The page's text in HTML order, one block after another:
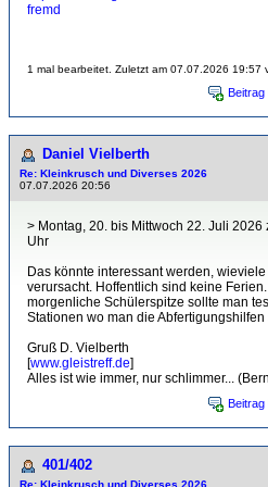
fremd
1 mal bearbeitet. Zuletzt am 07.07.2026 19:57
Beitrag
Daniel Vielberth
Re: Kleinkrusch und Diverses 2026
07.07.2026 20:56
> Montag, 20. bis Mittwoch 22. Juli
Uhr
Das könnte interessant werden,
verursacht. Hoffentlich sind keine
morgenliche Schülerspitze sollte man
Stationen wo man die
Gruß D. Vielberth
[www.gleistreff.de]
Alles ist wie immer, nur schlimmer...
Beitrag
401/402
Re: Kleinkrusch und Diverses 2026